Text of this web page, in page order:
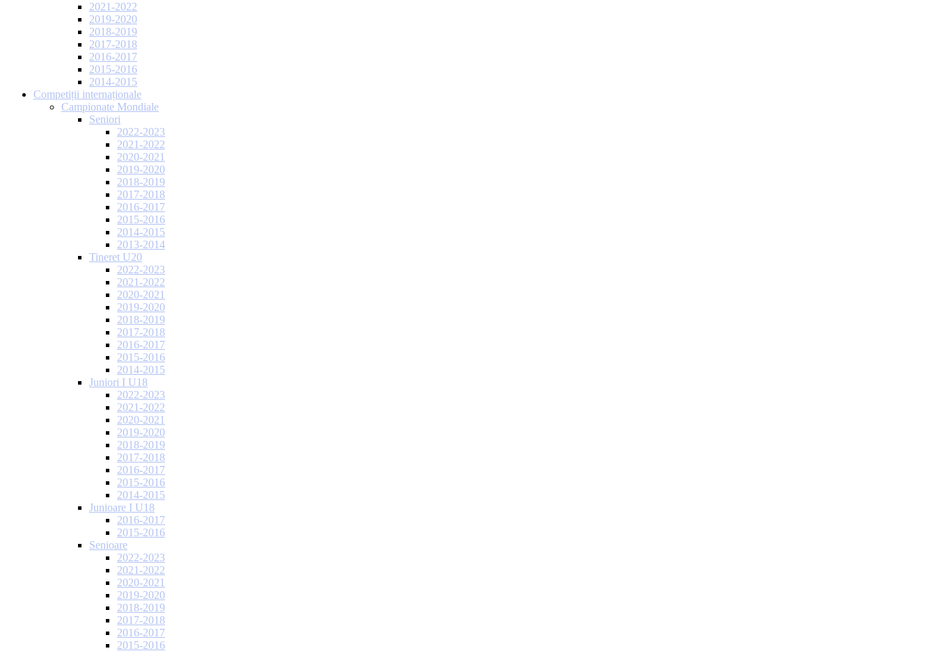
2021-2022
2019-2020
2018-2019
2017-2018
2016-2017
2015-2016
2014-2015
Competiții internaționale
Campionate Mondiale
Seniori
2022-2023
2021-2022
2020-2021
2019-2020
2018-2019
2017-2018
2016-2017
2015-2016
2014-2015
2013-2014
Tineret U20
2022-2023
2021-2022
2020-2021
2019-2020
2018-2019
2017-2018
2016-2017
2015-2016
2014-2015
Juniori I U18
2022-2023
2021-2022
2020-2021
2019-2020
2018-2019
2017-2018
2016-2017
2015-2016
2014-2015
Junioare I U18
2016-2017
2015-2016
Senioare
2022-2023
2021-2022
2020-2021
2019-2020
2018-2019
2017-2018
2016-2017
2015-2016